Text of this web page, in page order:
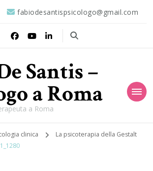
fabiodesantispsicologo@gmail.com
Santis –
a Roma
a Roma
clinica
La psicoterapia della Gestalt